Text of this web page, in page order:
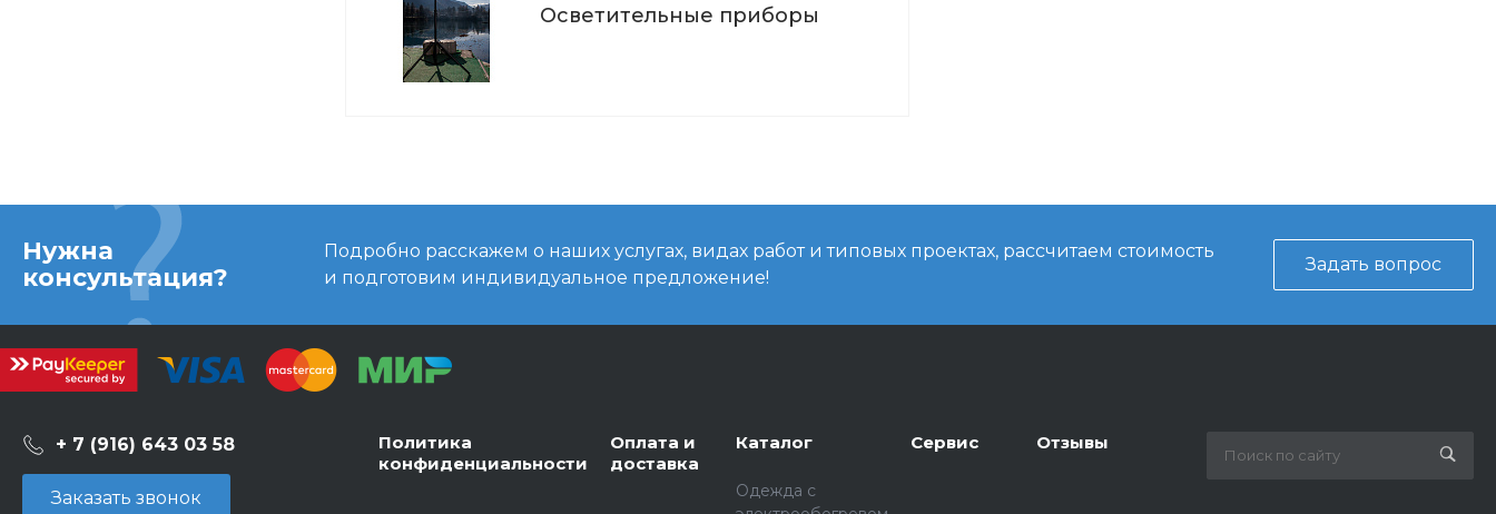
Осветительные приборы
Нужна
консультация?
Подробно расскажем о наших услугах, видах работ и типовых проектах, рассчитаем стоимость
и подготовим индивидуальное предложение!
Задать вопрос
+ 7 (916) 643 03 58
Заказать звонок
Политика
конфиденциальности
Оплата и
доставка
Каталог
Одежда с
Сервис Отзывы